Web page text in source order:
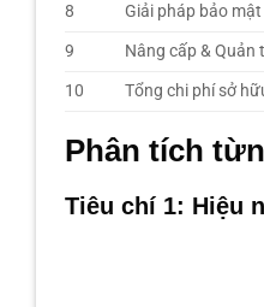
8
Giải pháp bảo mật
9
Nâng cấp & Quản
10
Tổng chi phí sở
Phân tích
Tiêu chí 1: Hiệu